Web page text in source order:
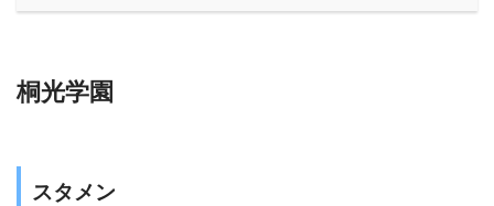
桐光学園
スタメン